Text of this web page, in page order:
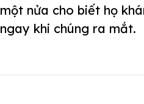
một nửa cho biết họ
ngay khi chúng ra mắt.